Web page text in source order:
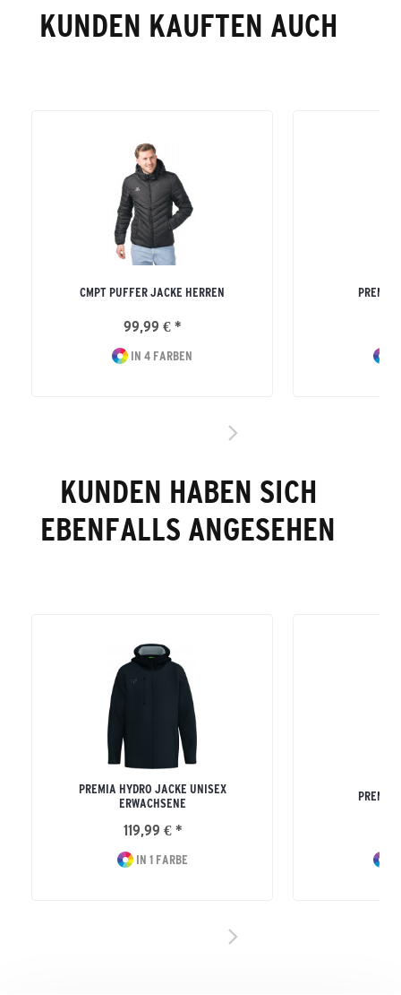
KUNDEN KAUFTEN AUCH
CMPT PUFFER JACKE HERREN
99,99 € *
IN 4 FARBEN
PREMIA
KUNDEN HABEN SICH
EBENFALLS ANGESEHEN
PREMIA HYDRO JACKE UNISEX
ERWACHSENE
119,99 € *
IN 1 FARBE
PREMIA